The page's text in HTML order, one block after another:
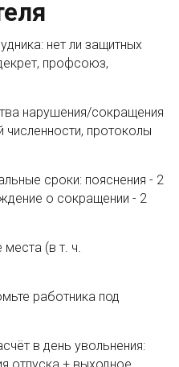
нет ли защитных
профсоюз,
нарушения/сокращения
численности, протоколы
сроки: пояснения - 2
о сокращении - 2
(в т. ч.
работника под
в день увольнения:
отпуска + выходное